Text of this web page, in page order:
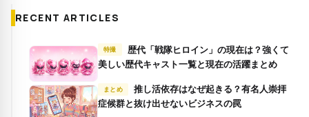
RECENT ARTICLES
特撮
美しい歴代キャスト一覧と現在の活躍まとめ
まとめ
推し活依存はなぜ起きる？有名人崇拝
症候群と抜け出せないビジネスの罠